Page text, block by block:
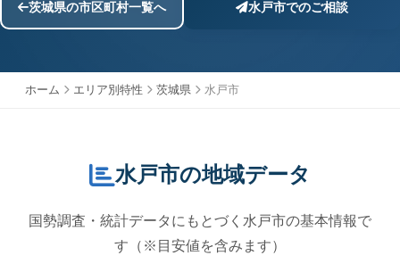
茨城県の市区町村一覧へ 水戸市でのご相談
ホーム エリア別特性 茨城県 水戸市
水戸市の地域データ
国勢調査・統計データにもとづく水戸市の基本情報で
す（※目安値を含みます）